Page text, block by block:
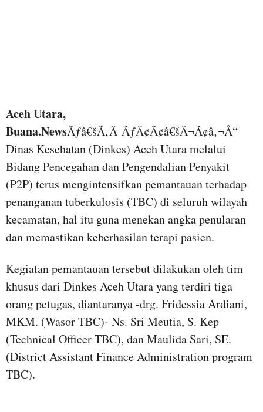
Aceh Utara,
Buana.NewsÃƒâ€šÃ‚Â ÃƒÂ¢Ã¢â€šÂ¬Ã¢â‚¬Å“
Dinas Kesehatan (Dinkes) Aceh Utara melalui
Bidang Pencegahan dan Pengendalian Penyakit
(P2P) terus mengintensifkan pemantauan terhadap
penanganan tuberkulosis (TBC) di seluruh wilayah
kecamatan, hal itu guna menekan angka penularan
dan memastikan keberhasilan terapi pasien.
Kegiatan pemantauan tersebut dilakukan oleh tim
khusus dari Dinkes Aceh Utara yang terdiri tiga
orang petugas, diantaranya -drg. Fridessia Ardiani,
MKM. (Wasor TBC)- Ns. Sri Meutia, S. Kep
(Technical Officer TBC), dan Maulida Sari, SE.
(District Assistant Finance Administration program
TBC).